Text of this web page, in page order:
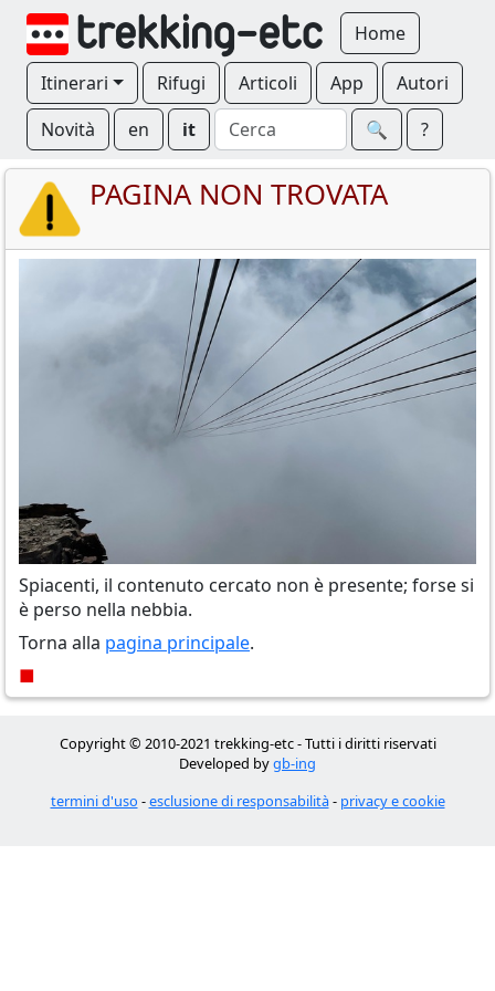
Home
Itinerari Rifugi Articoli App
Autori
Novità
en it 🔍︎ ?
PAGINA NON TROVATA
Spiacenti, il contenuto cercato non è presente; forse si
è perso nella nebbia.
Torna alla pagina principale.
■
Copyright © 2010-2021 trekking-etc - Tutti i diritti riservati
Developed bygb-ing
termini d'uso -esclusione di responsabilità- privacy e cookie